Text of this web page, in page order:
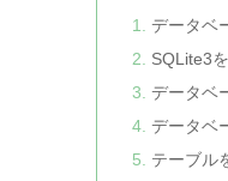
データベ
SQLite3
データベ
データベ
テーブル